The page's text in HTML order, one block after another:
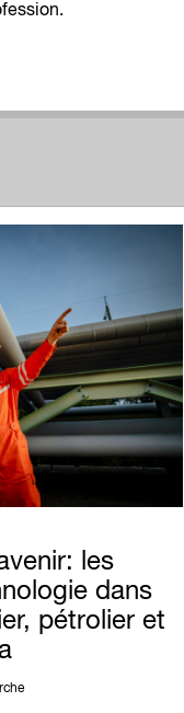
les
dans
pétrolier et